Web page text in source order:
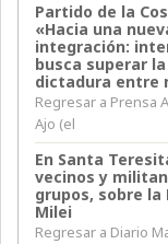
Partido de la
«Hacia una
integración:
busca superar
dictadura entre
Regresar a Prensa
Ajo (el
En Santa
vecinos y
grupos, sobre la
Milei
Regresar a Diario